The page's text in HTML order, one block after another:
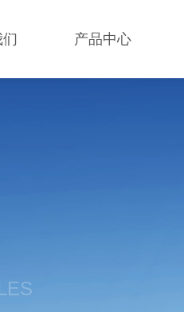
产品中心